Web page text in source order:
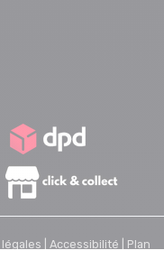
| Accessibilité | Plan